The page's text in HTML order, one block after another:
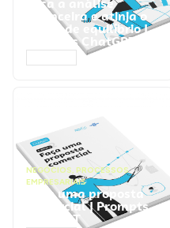
Faça a análise
financeira e atinja o
ponto de equilíbrio |
Prompts ChatGPT
NEGÓCIOS, PROCESSOS
EMPRESARIAIS
Faça uma proposta
comercial | Prompts
ChatGPT